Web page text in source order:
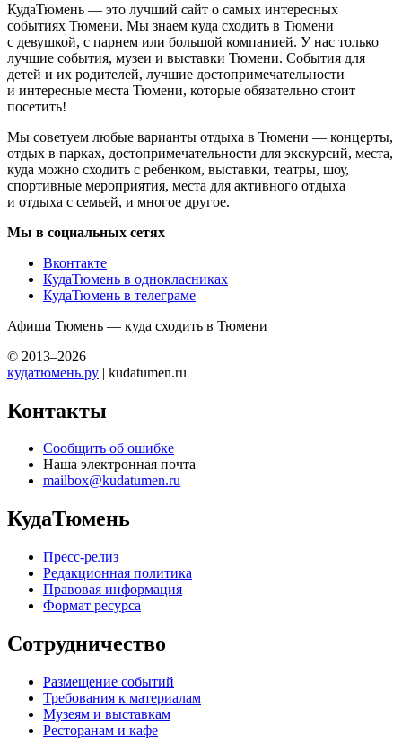
КудаТюмень — это лучший сайт о самых интересных
событиях Тюмени. Мы знаем куда сходить в Тюмени
с девушкой, с парнем или большой компанией. У нас только
лучшие события, музеи и выставки Тюмени. События для
детей и их родителей, лучшие достопримечательности
и интересные места Тюмени, которые обязательно стоит
посетить!
Мы советуем любые варианты отдыха в Тюмени — концерты,
отдых в парках, достопримечательности для экскурсий, места,
куда можно сходить с ребенком, выставки, театры, шоу,
спортивные мероприятия, места для активного отдыха
и отдыха с семьей, и многое другое.
Мы в социальных сетях
Вконтакте
КудаТюмень в однокласниках
КудаТюмень в телеграме
Афиша Тюмень — куда сходить в Тюмени
© 2013–2026
кудатюмень.ру | kudatumen.ru
Контакты
Сообщить об ошибке
Наша электронная почта
mailbox@kudatumen.ru
КудаТюмень
Пресс-релиз
Редакционная политика
Правовая информация
Формат ресурса
Сотрудничество
Размещение событий
Требования к материалам
Музеям и выставкам
Ресторанам и кафе